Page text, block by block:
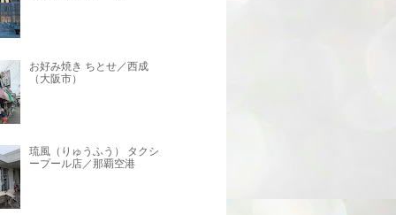
お好み焼き ちとせ／西成
（大阪市）
琉風（りゅうふう） タクシ
ープール店／那覇空港